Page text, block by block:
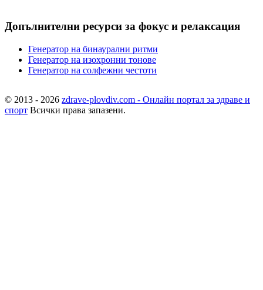
Допълнителни ресурси за фокус и релаксация
Генератор на бинаурални ритми
Генератор на изохронни тонове
Генератор на солфежни честоти
© 2013 - 2026 zdrave-plovdiv.com - Онлайн портал за здраве и
спорт Всички права запазени.